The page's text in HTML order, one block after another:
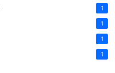
1
1
1
1